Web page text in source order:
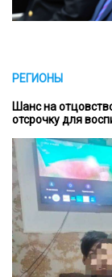
РЕГИОНЫ
Шанс на
отсрочку для